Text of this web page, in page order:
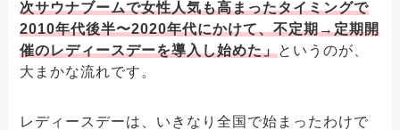
次サウナブームで女性人気も高まったタイミングで
2010年代後半〜2020年代にかけて、不定期→定期開
催のレディースデーを導入し始めた」というのが、
大まかな流れです。
レディースデーは、いきなり全国で始まったわけで